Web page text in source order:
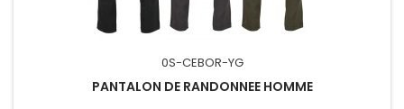
0S-CEBOR-YG
PANTALON DE RANDONNEE HOMME